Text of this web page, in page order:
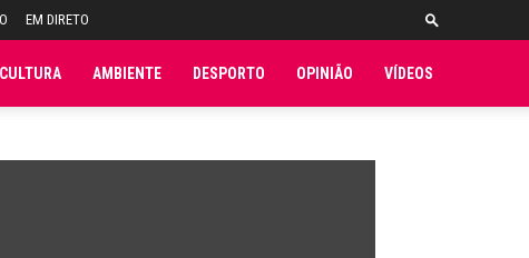
EM DIRETO
CULTURA AMBIENTE DESPORTO OPINIÃO VÍDEOS